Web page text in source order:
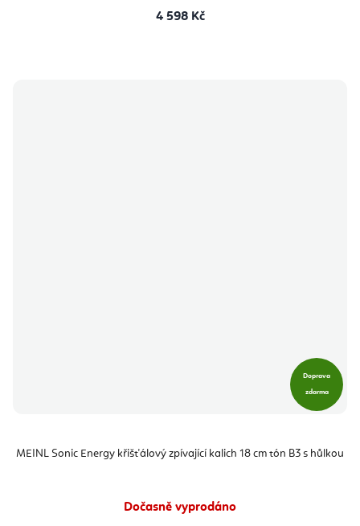
4 598 Kč
Doprava
zdarma
MEINL Sonic Energy křišťálový zpívající kalich 18 cm tón B3 s hůlkou
Dočasně vyprodáno